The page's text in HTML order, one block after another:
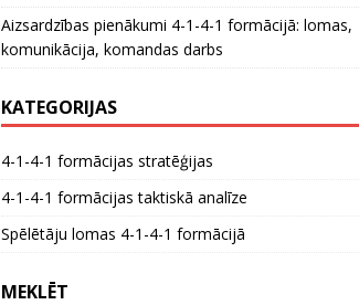
Aizsardzības pienākumi 4-1-4-1 formācijā: lomas,
komunikācija, komandas darbs
KATEGORIJAS
4-1-4-1 formācijas stratēģijas
4-1-4-1 formācijas taktiskā analīze
Spēlētāju lomas 4-1-4-1 formācijā
MEKLĒT